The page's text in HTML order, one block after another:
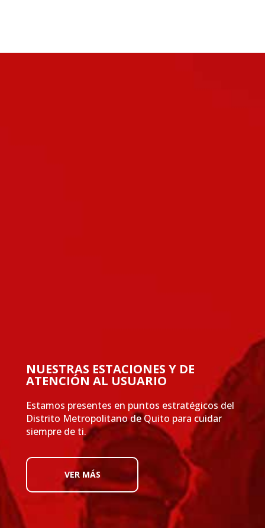
NUESTRAS ESTACIONES Y DE
ATENCIÓN AL USUARIO
Estamos presentes en puntos estratégicos del
Distrito Metropolitano de Quito para cuidar
siempre de ti.
VER MÁS